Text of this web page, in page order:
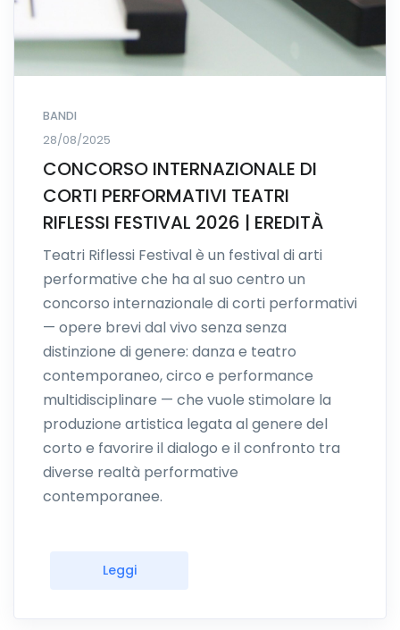
BANDI
28/08/2025
CONCORSO INTERNAZIONALE DI
CORTI PERFORMATIVI TEATRI
RIFLESSI FESTIVAL 2026 | EREDITÀ
Teatri Riflessi Festival è un festival di arti
performative che ha al suo centro un
concorso internazionale di corti performativi
— opere brevi dal vivo senza senza
distinzione di genere: danza e teatro
contemporaneo, circo e performance
multidisciplinare — che vuole stimolare la
produzione artistica legata al genere del
corto e favorire il dialogo e il confronto tra
diverse realtà performative
contemporanee.
Leggi